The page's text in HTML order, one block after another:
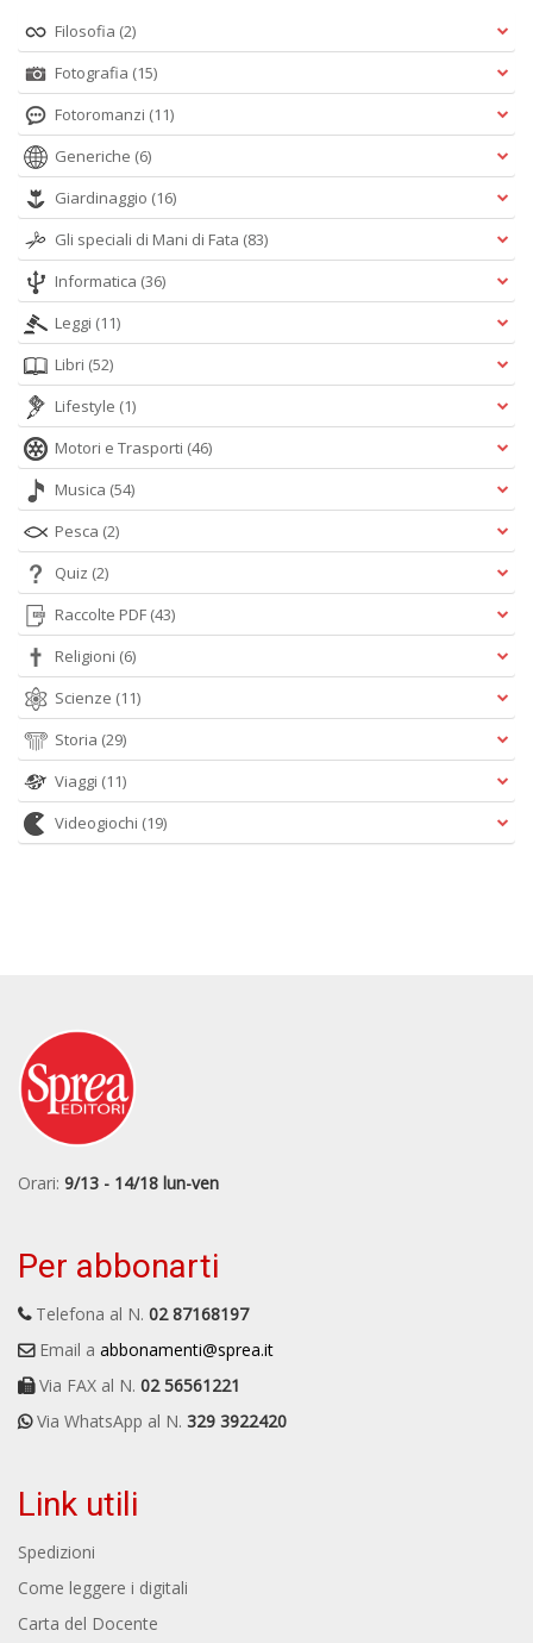
Filosofia (2)
Fotografia (15)
Fotoromanzi (11)
Generiche (6)
Giardinaggio (16)
Gli speciali di Mani di Fata (83)
Informatica (36)
Leggi (11)
Libri (52)
Lifestyle (1)
Motori e Trasporti (46)
Musica (54)
Pesca (2)
Quiz (2)
Raccolte PDF (43)
Religioni (6)
Scienze (11)
Storia (29)
Viaggi (11)
Videogiochi (19)
Orari: 9/13 - 14/18 lun-ven
Per abbonarti
Telefona al N. 02 87168197
Email a abbonamenti@sprea.it
Via FAX al N. 02 56561221
Via WhatsApp al N. 329 3922420
Link utili
Spedizioni
Come leggere i digitali
Carta del Docente